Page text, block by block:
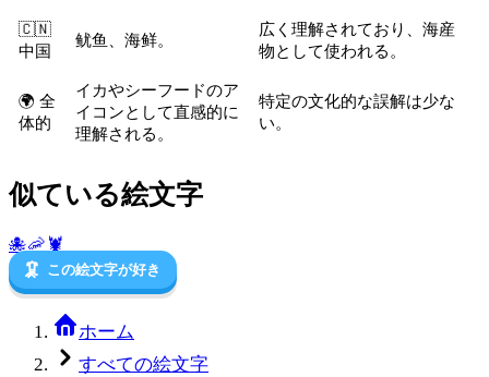
🇨🇳
中国
鱿鱼、海鲜。
広く理解されており、海産
物として使われる。
🌍 全
体的
イカやシーフードのア
イコンとして直感的に
理解される。
特定の文化的な誤解は少な
い。
似ている絵文字
🐙🦐 🦞
🦑 この絵文字が好き
ホーム
すべての絵文字